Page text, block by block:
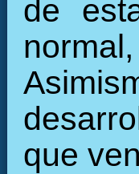
de
que